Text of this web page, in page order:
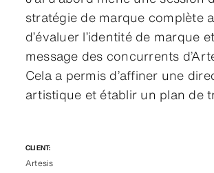
stratégie de marque complète
d’évaluer l’identité de marque
message des concurrents
Cela a permis d’affiner une
artistique et établir un plan de
CLIENT:
Artesis